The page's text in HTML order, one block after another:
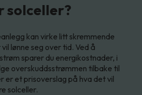
solceller?
kan virke litt skremmende
lønne seg over tid. Ved å
sparer du energikostnader, i
overskuddsstrømmen tilbake til
er et prisoverslag på hva det vil
solceller.